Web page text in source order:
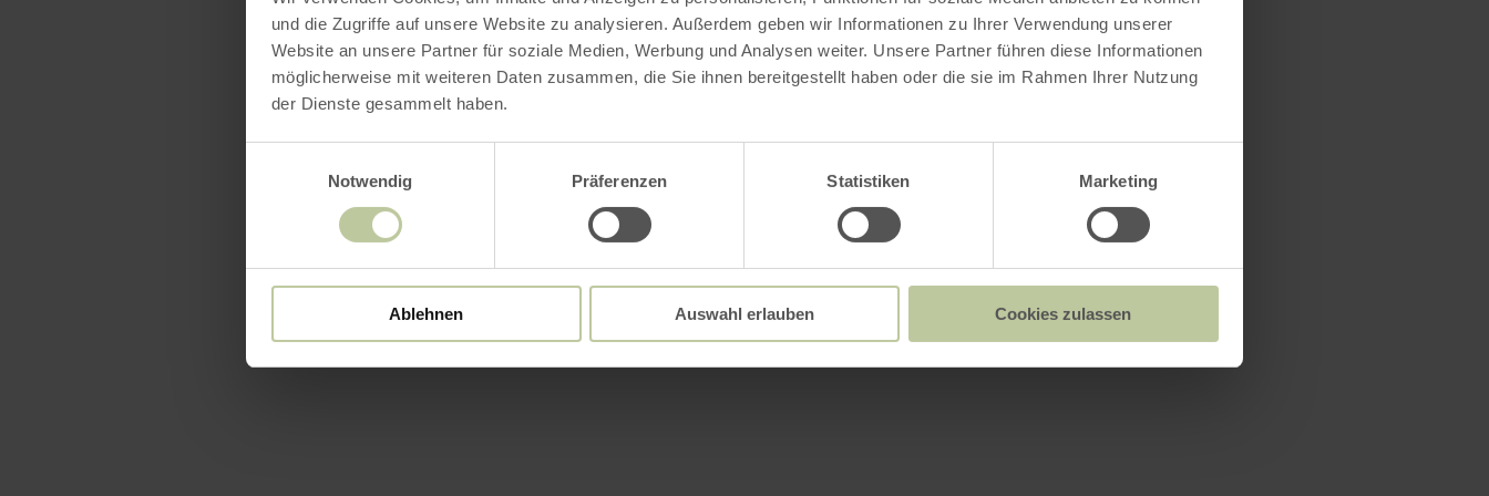
und die Zugriffe auf unsere Website zu analysieren. Außerdem geben wir Informationen zu Ihrer Verwendung unserer
Website an unsere Partner für soziale Medien, Werbung und Analysen weiter. Unsere Partner führen diese Informationen
möglicherweise mit weiteren Daten zusammen, die Sie ihnen bereitgestellt haben oder die sie im Rahmen Ihrer Nutzung
der Dienste gesammelt haben.
Notwendig
Präferenzen Statistiken Marketing
Ablehnen Auswahl erlauben Cookies zulassen